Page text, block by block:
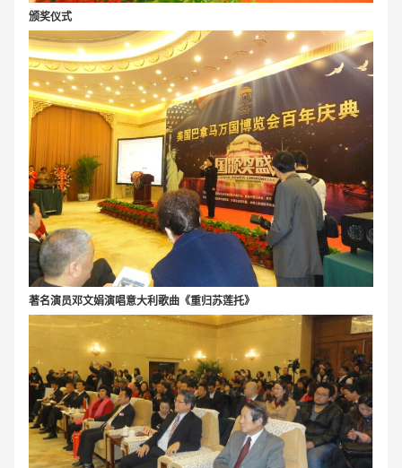
颁奖仪式
著名演员邓文娟演唱意大利歌曲《重归苏莲托》